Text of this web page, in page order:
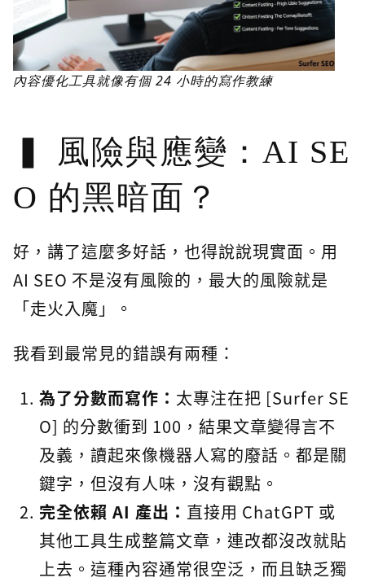
內容優化工具就像有個 24 小時的寫作教練
風險與應變：AI SE
O 的黑暗面？
好，講了這麼多好話，也得說說現實面。用
AI SEO 不是沒有風險的，最大的風險就是
「走火入魔」。
我看到最常見的錯誤有兩種：
為了分數而寫作： 太專注在把 [Surfer SE
O] 的分數衝到 100，結果文章變得言不
及義，讀起來像機器人寫的廢話。都是關
鍵字，但沒有人味，沒有觀點。
完全依賴 AI 產出： 直接用 ChatGPT 或
其他工具生成整篇文章，連改都沒改就貼
上去。這種內容通常很空泛，而且缺乏獨